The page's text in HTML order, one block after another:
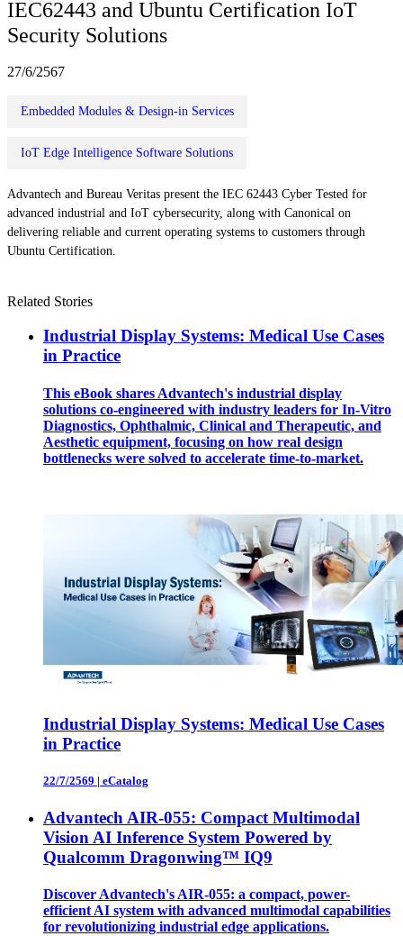
IEC62443 and Ubuntu Certification IoT
Security Solutions
27/6/2567
Embedded Modules & Design-in Services
IoT Edge Intelligence Software Solutions
Advantech and Bureau Veritas present the IEC 62443 Cyber Tested for
advanced industrial and IoT cybersecurity, along with Canonical on
delivering reliable and current operating systems to customers through
Ubuntu Certification.
Related Stories
Industrial Display Systems: Medical Use Cases
in Practice
This eBook shares Advantech's industrial display
solutions co-engineered with industry leaders for In-Vitro
Diagnostics, Ophthalmic, Clinical and Therapeutic, and
Aesthetic equipment, focusing on how real design
bottlenecks were solved to accelerate time-to-market.
Industrial Display Systems: Medical Use Cases
in Practice
22/7/2569 | eCatalog
Advantech AIR-055: Compact Multimodal
Vision AI Inference System Powered by
Qualcomm Dragonwing™ IQ9
Discover Advantech's AIR-055: a compact, power-
efficient AI system with advanced multimodal capabilities
for revolutionizing industrial edge applications.